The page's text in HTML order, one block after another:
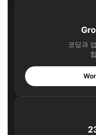
🎧 당신의 시간, 어떤 음
✨ 당신을 위한 큐레이션
마무리 및 팁: 나를 위
코딩과